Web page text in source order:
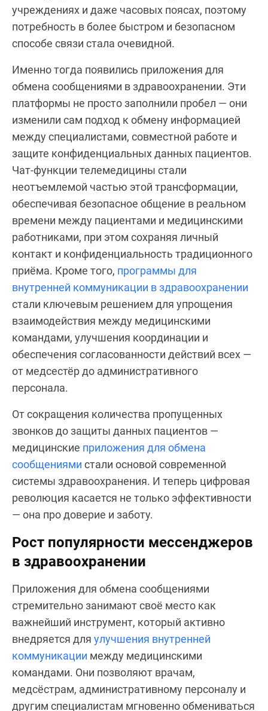
учреждениях и даже часовых поясах, поэтому
потребность в более быстром и безопасном
способе связи стала очевидной.
Именно тогда появились приложения для
обмена сообщениями в здравоохранении. Эти
платформы не просто заполнили пробел — они
изменили сам подход к обмену информацией
между специалистами, совместной работе и
защите конфиденциальных данных пациентов.
Чат-функции телемедицины стали
неотъемлемой частью этой трансформации,
обеспечивая безопасное общение в реальном
времени между пациентами и медицинскими
работниками, при этом сохраняя личный
контакт и конфиденциальность традиционного
приёма. Кроме того, программы для
внутренней коммуникации в здравоохранении
стали ключевым решением для упрощения
взаимодействия между медицинскими
командами, улучшения координации и
обеспечения согласованности действий всех —
от медсестёр до административного
персонала.
От сокращения количества пропущенных
звонков до защиты данных пациентов —
медицинские приложения для обмена
сообщениями стали основой современной
системы здравоохранения. И теперь цифровая
революция касается не только эффективности
— она про доверие и заботу.
Рост популярности мессенджеров
в здравоохранении
Приложения для обмена сообщениями
стремительно занимают своё место как
важнейший инструмент, который активно
внедряется для улучшения внутренней
коммуникации между медицинскими
командами. Они позволяют врачам,
медсёстрам, административному персоналу и
другим специалистам мгновенно обмениваться